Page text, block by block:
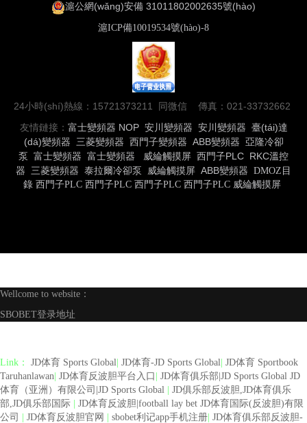
滬公網(wǎng)安備 31011802002635號(hào)
滬ICP備10019534號(hào)-8
24小時(shí)熱線：15721373211 同微信 傳真：021-33732662
友情鏈接： 富士變頻器 NOP 安川變頻器 安川變頻器 臺(tái)達
(dá)變頻器
三菱變頻器 西門子變頻器 ABB變頻器 亞隆冷卻
泵 富士變頻器 富士變頻器 威綸觸摸屏 西門子PLC RKC溫控
器
三菱變頻器 泰拉爾冷卻泵 威綸觸摸屏 ABB變頻器 DMOZ目
錄 西門子PLC 西門子PLC 西門子PLC 西門子PLC 威綸觸摸屏
Wellcome to website：
SBOBET登录地址
Link： JD体育 Sports Global| JD体育-JD Sports Global| JD体育 Sportbook
Taruhanlawan| JD体育反波胆平台入口 | JD体育俱乐部|JD Sports Global JD
体育（亚洲）有限公司|JD Sports Global | JD俱乐部反波胆,JD体育俱乐
部,JD俱乐部国际 | JD体育反波胆|football lay bet JD体育国际(反波胆)有限
公司 | JD体育反波胆官网 | sbobet利记app手机注册| JD体育俱乐部反波胆-